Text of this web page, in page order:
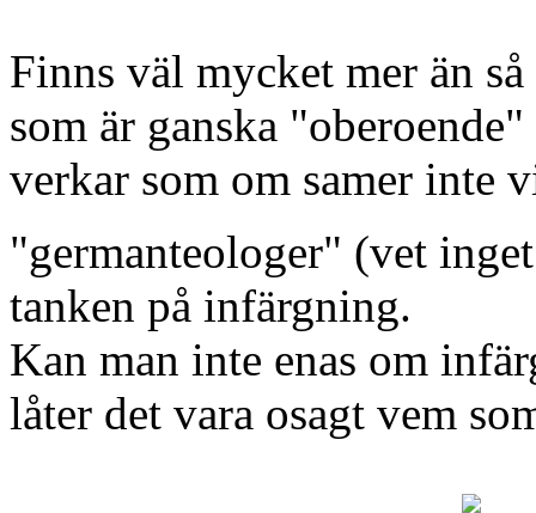
Finns väl mycket mer än
som är ganska
verkar som om samer inte
"germanteologer" (vet
tanken på infärgning.
Kan man inte enas om
låter det vara osagt vem